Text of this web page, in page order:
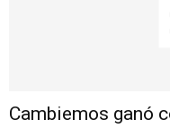
Cambiemos ganó